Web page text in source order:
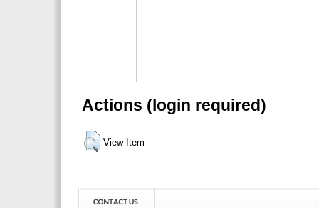
Actions (login required)
View Item